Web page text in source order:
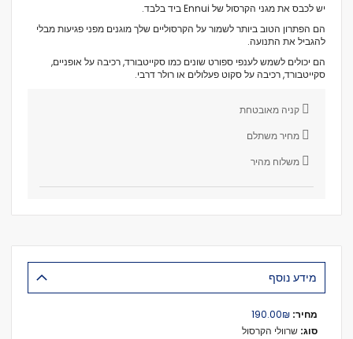
יש לכבס את מגני הקרסול של Ennui ביד בלבד.
הם הפתרון הטוב ביותר לשמור על הקרסוליים שלך מוגנים מפני פגיעות מבלי
להגביל את התנועה.
הם יכולים לשמש לענפי ספורט שונים כמו סקייטבורד, רכיבה על אופניים,
סקייטבורד, רכיבה על סקוט פעלולים או רולר דרבי.
קניה מאובטחת
מחיר משתלם
משלוח מהיר
מידע נוסף
מידע
נוסף
₪‏190.00
שרוולי הקרסול